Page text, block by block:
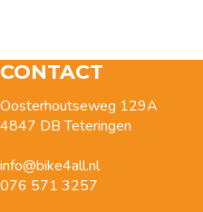
CONTACT
Oosterhoutseweg 129A
4847 DB Teteringen
info@bike4all.nl
076 571 3257